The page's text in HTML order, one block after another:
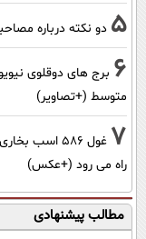
5 دو نکته درباره
6 برج های دوقلوی
متوسط (+تصاویر)
7
راه می رود (+عکس)
مطالب پیشنهادی